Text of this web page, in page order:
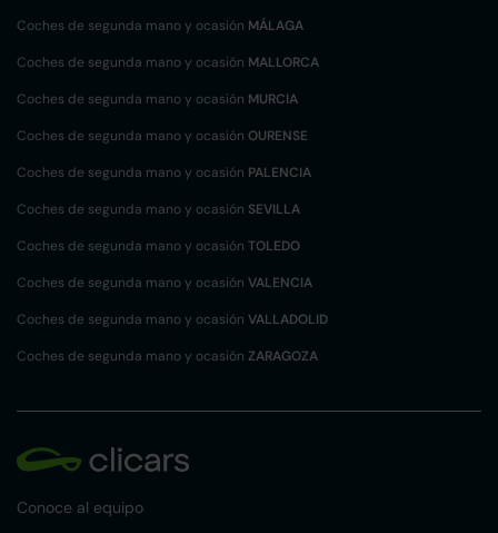
Coches de segunda mano y ocasión MÁLAGA
Coches de segunda mano y ocasión MALLORCA
Coches de segunda mano y ocasión MURCIA
Coches de segunda mano y ocasión OURENSE
Coches de segunda mano y ocasión PALENCIA
Coches de segunda mano y ocasión SEVILLA
Coches de segunda mano y ocasión TOLEDO
Coches de segunda mano y ocasión VALENCIA
Coches de segunda mano y ocasión VALLADOLID
Coches de segunda mano y ocasión ZARAGOZA
Conoce al equipo